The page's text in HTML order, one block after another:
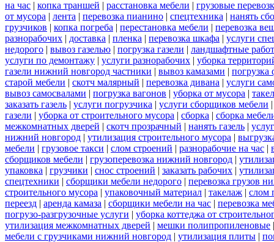
на час | копка траншей | расстановка мебели | грузовые
от мусора | лента | перевозка пианино | спецтехника | нанять
грузчиков | копка погреба | перестановка мебели | перевозка
разнорабочих | доставка | пленка | перевозка шкафа | услуги
недорого | вывоз газелью | погрузка газели | ландшафтные
услуги по демонтажу | услуги разнорабочих | уборка
газели нижний новгород частники | вывоз камазами | погрузка
старой мебели | скотч малярный | перевозка дивана | услуги
вывоз самосвалами | погрузка вагонов | уборка от мусора |
заказать газель | услуги погрузчика | услуги сборщиков мебели
газели | уборка от строительного мусора | сборка | сборка
межкомнатных дверей | скотч прозрачный | нанять газель |
нижний новгород | утилизация строительного мусора |
мебели | грузовое такси | слом строений | разнорабочие на час |
сборщиков мебели | грузоперевозка нижний новгород |
упаковка | грузчики | снос строений | заказать рабочих |
спецтехники | сборщики мебели недорого | перевозка грузов
строительного мусора | упаковочный материал | такелаж | слом
переезд | аренда камаза | сборщики мебели на час | перевозка
погрузо-разгрузочные услуги | уборка коттеджа от
утилизация межкомнатных дверей | мешки полипропиленовые
мебели с грузчиками нижний новгород | утилизация плиты |